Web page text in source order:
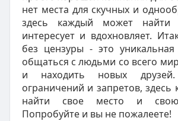
нет места для скучных и
здесь каждый может
интересует и вдохновляет.
без цензуры - это
общаться с людьми со всего
и находить новых
ограничений и запретов,
найти свое место и свою
Попробуйте и вы не пожалеете!